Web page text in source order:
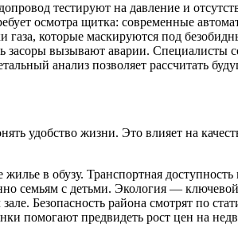
тестируют на давление и
осмотра щитка: современные
которые маскируются под
засоры вызывают аварии. Специалисты
анализ позволяет рассчитать
удобство жизни. Это влияет на
в обузу. Транспортная доступность
семьям с детьми. Экология — ключевой
Безопасность района смотрят по
помогают предвидеть рост цен на